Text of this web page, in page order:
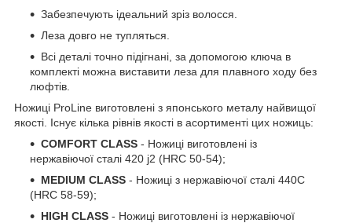
Забезпечують ідеальний зріз волосся.
Леза довго не тупляться.
Всі деталі точно підігнані, за допомогою ключа в
комплекті можна виставити леза для плавного ходу без
люфтів.
Ножиці ProLine виготовлені з японського металу найвищої
якості. Існує кілька рівнів якості в асортименті цих ножиць:
COMFORT CLASS - Ножиці виготовлені із
нержавіючої сталі 420 j2 (HRC 50-54);
MEDIUM CLASS - Ножиці з нержавіючої сталі 440С
(HRC 58-59);
HIGH CLASS - Ножиці виготовлені із нержавіючої